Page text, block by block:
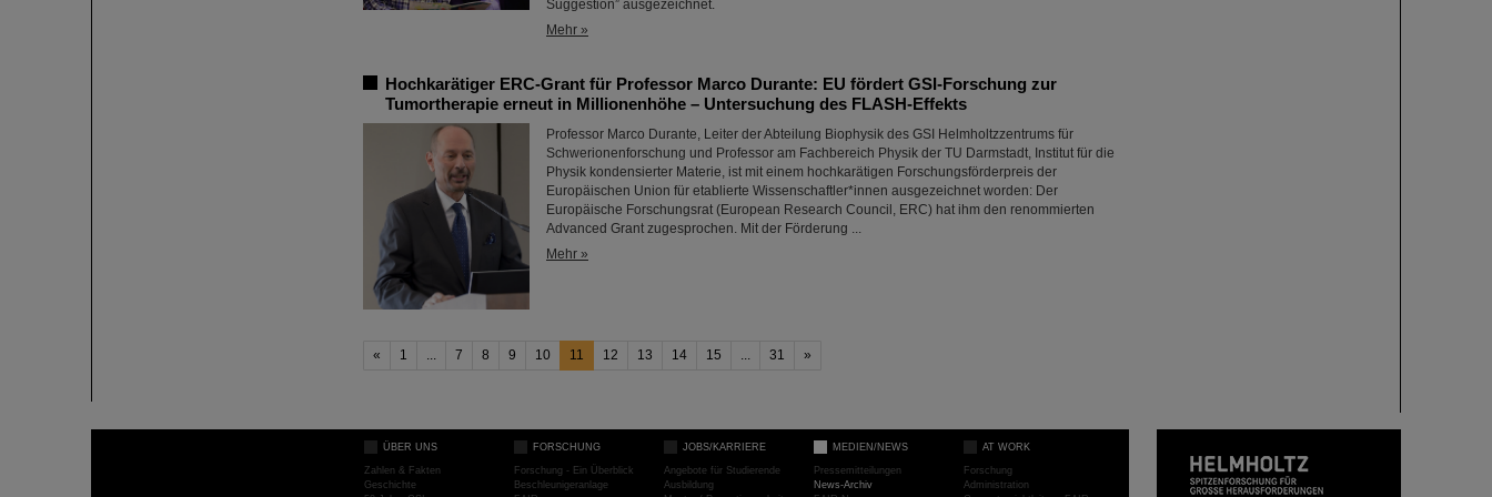
Suggestion” ausgezeichnet.
Mehr »
Hochkarätiger ERC-Grant für Professor Marco Durante: EU fördert GSI-Forschung zur
Tumortherapie erneut in Millionenhöhe – Untersuchung des FLASH-Effekts
Professor Marco Durante, Leiter der Abteilung Biophysik des GSI Helmholtzzentrums für
Schwerionenforschung und Professor am Fachbereich Physik der TU Darmstadt, Institut für die
Physik kondensierter Materie, ist mit einem hochkarätigen Forschungsförderpreis der
Europäischen Union für etablierte Wissenschaftler*innen ausgezeichnet worden: Der
Europäische Forschungsrat (European Research Council, ERC) hat ihm den renommierten
Advanced Grant zugesprochen. Mit der Förderung ...
Mehr »
« 1 7 8 9 10 11 12 13 14 15 31 »
ÜBER UNS
Zahlen & Fakten
Geschichte
FORSCHUNG
Forschung - Ein Überblick
Beschleunigeranlage
JOBS/KARRIERE
Angebote für Studierende
Ausbildung
MEDIEN/NEWS
Pressemitteilungen
News-Archiv
AT WORK
Forschung
Administration